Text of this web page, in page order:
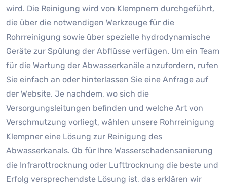
wird. Die Reinigung wird von Klempnern durchgeführt,
die über die notwendigen Werkzeuge für die
Rohrreinigung sowie über spezielle hydrodynamische
Geräte zur Spülung der Abflüsse verfügen. Um ein Team
für die Wartung der Abwasserkanäle anzufordern, rufen
Sie einfach an oder hinterlassen Sie eine Anfrage auf
der Website. Je nachdem, wo sich die
Versorgungsleitungen befinden und welche Art von
Verschmutzung vorliegt, wählen unsere Rohrreinigung
Klempner eine Lösung zur Reinigung des
Abwasserkanals. Ob für Ihre Wasserschadensanierung
die Infrarottrocknung oder Lufttrocknung die beste und
Erfolg versprechendste Lösung ist, das erklären wir